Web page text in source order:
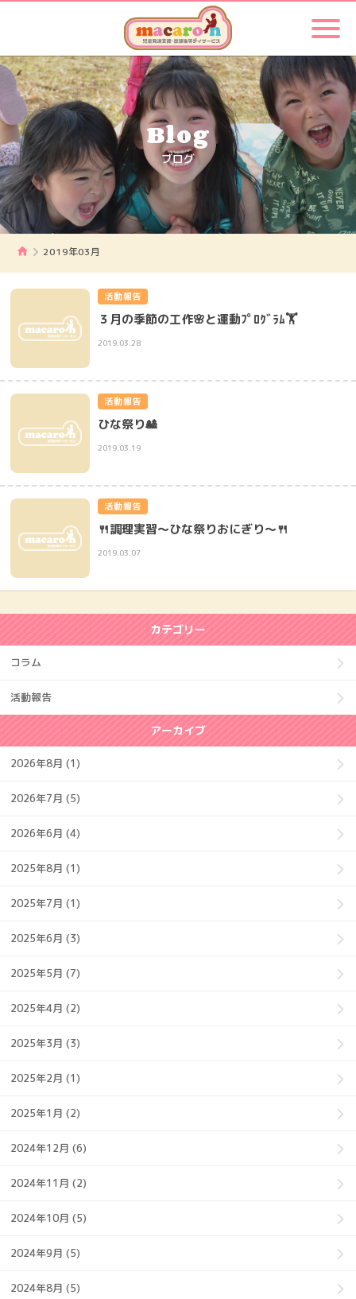
Blog
ブログ
2019年03月
活動報告
３月の季節の工作🌸と運動ﾌﾟﾛｸﾞﾗﾑ🏋️
2019.03.28
活動報告
ひな祭り🎎
2019.03.19
活動報告
🍴調理実習～ひな祭りおにぎり～🍴
2019.03.07
カテゴリー
コラム
活動報告
アーカイブ
2026年8月 (1)
2026年7月 (5)
2026年6月 (4)
2025年8月 (1)
2025年7月 (1)
2025年6月 (3)
2025年5月 (7)
2025年4月 (2)
2025年3月 (3)
2025年2月 (1)
2025年1月 (2)
2024年12月 (6)
2024年11月 (2)
2024年10月 (5)
2024年9月 (5)
2024年8月 (5)